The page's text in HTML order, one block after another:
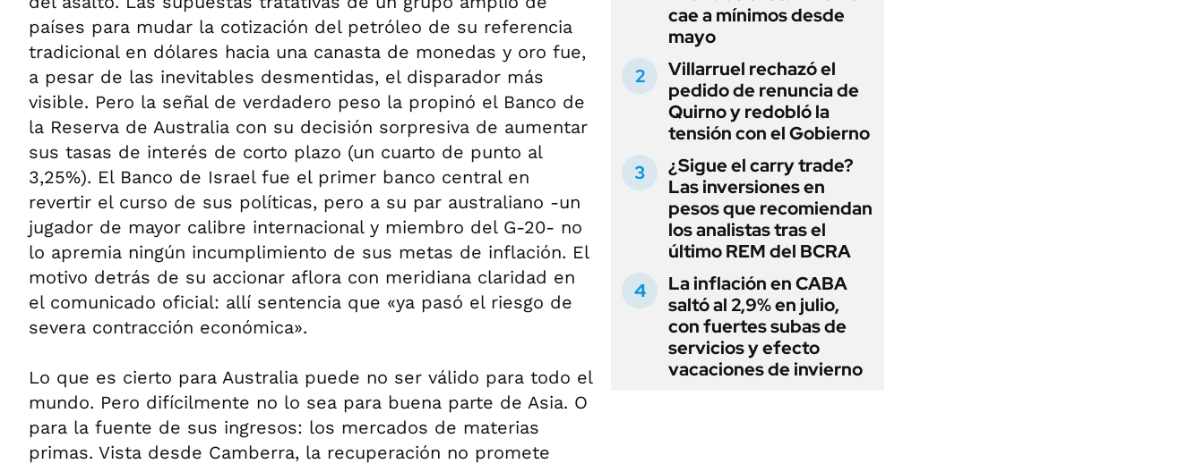
países para mudar la cotización del petróleo de su referencia
tradicional en dólares hacia una canasta de monedas y oro fue,
a pesar de las inevitables desmentidas, el disparador más
visible. Pero la señal de verdadero peso la propinó el Banco de
la Reserva de Australia con su decisión sorpresiva de aumentar
sus tasas de interés de corto plazo (un cuarto de punto al
3,25%). El Banco de Israel fue el primer banco central en
revertir el curso de sus políticas, pero a su par australiano -un
jugador de mayor calibre internacional y miembro del G-20- no
lo apremia ningún incumplimiento de sus metas de inflación. El
motivo detrás de su accionar aflora con meridiana claridad en
el comunicado oficial: allí sentencia que «ya pasó el riesgo de
severa contracción económica».
Lo que es cierto para Australia puede no ser válido para todo el
mundo. Pero difícilmente no lo sea para buena parte de Asia. O
para la fuente de sus ingresos: los mercados de materias
primas. Vista desde Camberra, la recuperación no promete
cae a mínimos desde
mayo
Villarruel rechazó el
pedido de renuncia de
Quirno y redobló la
tensión con el Gobierno
¿Sigue el carry trade?
Las inversiones en
pesos que recomiendan
los analistas tras el
último REM del BCRA
La inflación en CABA
saltó al 2,9% en julio,
con fuertes subas de
servicios y efecto
vacaciones de invierno